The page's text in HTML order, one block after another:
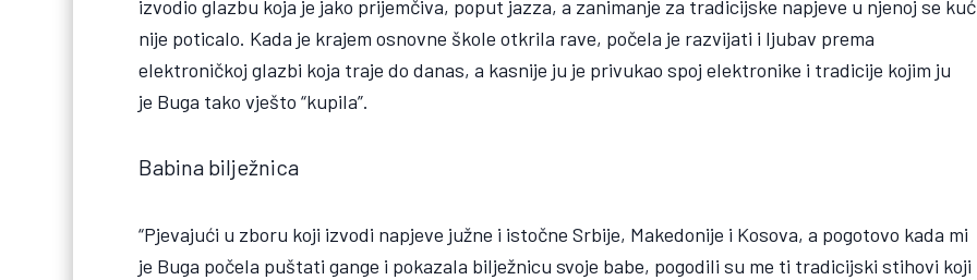
izvodio glazbu koja je jako prijemčiva, poput jazza, a zanimanje za tradicijske napjeve u njenoj se
nije poticalo. Kada je krajem osnovne škole otkrila rave, počela je razvijati i ljubav prema
elektroničkoj glazbi koja traje do danas, a kasnije ju je privukao spoj elektronike i tradicije kojim ju
je Buga tako vješto “kupila”.
Babina bilježnica
“Pjevajući u zboru koji izvodi napjeve južne i istočne Srbije, Makedonije i Kosova, a pogotovo kada mi
je Buga počela puštati gange i pokazala bilježnicu svoje babe, pogodili su me ti tradicijski stihovi koji